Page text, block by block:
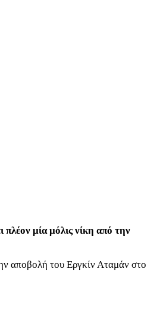
πλέον μία μόλις νίκη από την
αποβολή του Εργκίν Αταμάν στο